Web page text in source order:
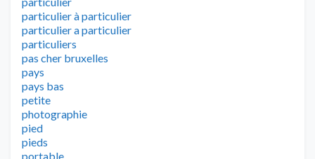
particulier à particulier
particulier a particulier
particuliers
pas cher bruxelles
pays
pays bas
petite
photographie
pied
pieds
portable